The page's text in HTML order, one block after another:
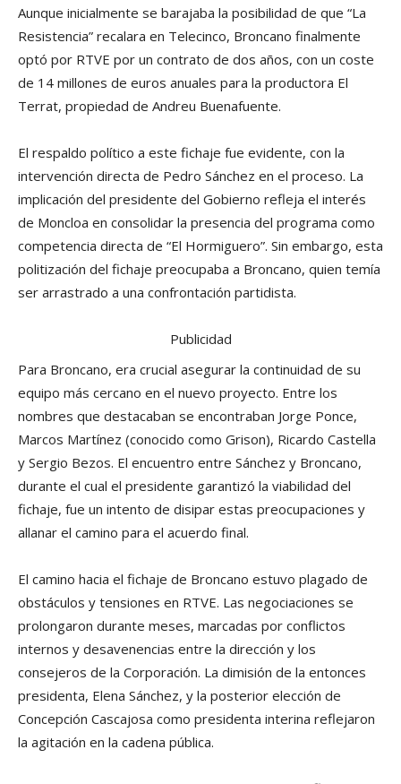
Aunque inicialmente se barajaba la posibilidad de que “La
Resistencia” recalara en Telecinco, Broncano finalmente
optó por RTVE por un contrato de dos años, con un coste
de 14 millones de euros anuales para la productora El
Terrat, propiedad de Andreu Buenafuente.
El respaldo político a este fichaje fue evidente, con la
intervención directa de Pedro Sánchez en el proceso. La
implicación del presidente del Gobierno refleja el interés
de Moncloa en consolidar la presencia del programa como
competencia directa de “El Hormiguero”. Sin embargo, esta
politización del fichaje preocupaba a Broncano, quien temía
ser arrastrado a una confrontación partidista.
Publicidad
Para Broncano, era crucial asegurar la continuidad de su
equipo más cercano en el nuevo proyecto. Entre los
nombres que destacaban se encontraban Jorge Ponce,
Marcos Martínez (conocido como Grison), Ricardo Castella
y Sergio Bezos. El encuentro entre Sánchez y Broncano,
durante el cual el presidente garantizó la viabilidad del
fichaje, fue un intento de disipar estas preocupaciones y
allanar el camino para el acuerdo final.
El camino hacia el fichaje de Broncano estuvo plagado de
obstáculos y tensiones en RTVE. Las negociaciones se
prolongaron durante meses, marcadas por conflictos
internos y desavenencias entre la dirección y los
consejeros de la Corporación. La dimisión de la entonces
presidenta, Elena Sánchez, y la posterior elección de
Concepción Cascajosa como presidenta interina reflejaron
la agitación en la cadena pública.